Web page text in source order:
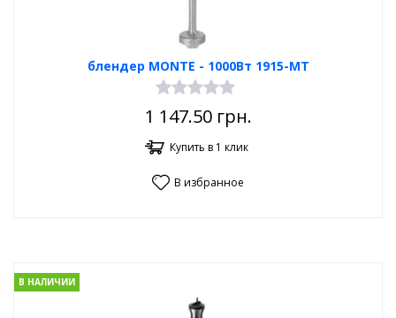
блендер MONTE - 1000Вт 1915-MT
1 147.50грн.
Купить в 1 клик
В избранное
В НАЛИЧИИ